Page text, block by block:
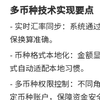
多币种技术实现要点
- 实时汇率同步：系统通
保换算准确。
- 币种格式本地化：金额
式自动适配本地习惯。
- 多币种权限控制：不同
定币种账户，保障资金安